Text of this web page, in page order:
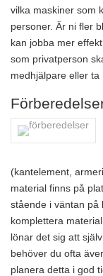
vilka maskiner som
personer. Är ni fler
kan jobba mer
som privatperson
medhjälpare eller ta
(kantelement,
material finns på
stående i väntan på
komplettera
lönar det sig att
behöver du ofta
planera detta i god